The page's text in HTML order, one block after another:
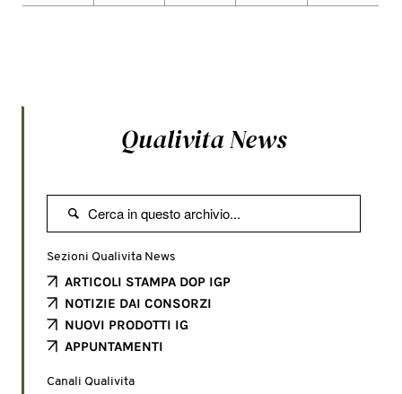
Qualivita News

Sezioni Qualivita News
ARTICOLI STAMPA DOP IGP
NOTIZIE DAI CONSORZI
NUOVI PRODOTTI IG
APPUNTAMENTI
Canali Qualivita